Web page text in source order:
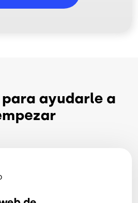
para ayudarle a